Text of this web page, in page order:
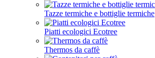
Tazze termiche e bottiglie termiche
Piatti ecologici Ecotree
Thermos da caffè